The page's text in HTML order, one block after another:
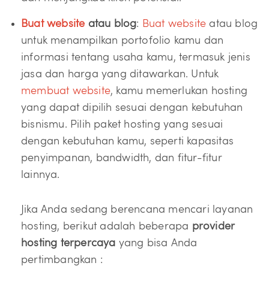
Buat website atau blog: Buat website atau blog
untuk menampilkan portofolio kamu dan
informasi tentang usaha kamu, termasuk jenis
jasa dan harga yang ditawarkan. Untuk
membuat website, kamu memerlukan hosting
yang dapat dipilih sesuai dengan kebutuhan
bisnismu. Pilih paket hosting yang sesuai
dengan kebutuhan kamu, seperti kapasitas
penyimpanan, bandwidth, dan fitur-fitur
lainnya.
Jika Anda sedang berencana mencari layanan
hosting, berikut adalah beberapa provider
hosting terpercaya yang bisa Anda
pertimbangkan :